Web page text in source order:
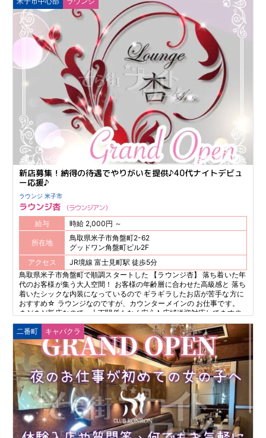
新店募集！納得の待遇でやりがいを提供♪40代ナイトデビュ
ー応援♪
ラウンジ 米子市
ラウンジ杏 ラウンジアン
給与 時給 2,000円 ～
所在地
鳥取県米子市角盤町2-62
グッドワン角盤町ビル2F
アクセス
JR境線 富士見町駅 徒歩5分
鳥取県米子市角盤町で順調スタートした 【ラウンジ杏】 落ち着いた年
代のお客様が集う大人空間！ お客様の年齢層に合わせた高級感と 落ち
着いたシックな内装になっているので ギラギラしたお店が苦手な方に
おすすめ☆ ラウンジなのですが、カウンターメインの お仕事です。
まだまだ新店なので、上下関係もなく安心♪ 広域送迎対応してますの
でご相談ください！
二番町
キャバクラ